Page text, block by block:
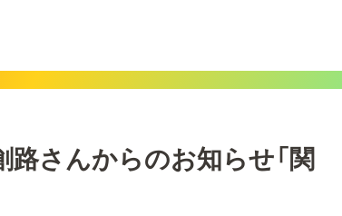
さんからのお知らせ「関